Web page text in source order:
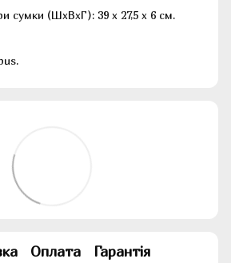
сумки (ШхВхГ): 39 х 27,5 х 6 см.
Оплата Гарантія